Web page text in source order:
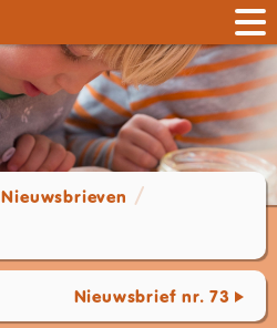
Nieuwsbrieven
Nieuwsbrief nr. 73